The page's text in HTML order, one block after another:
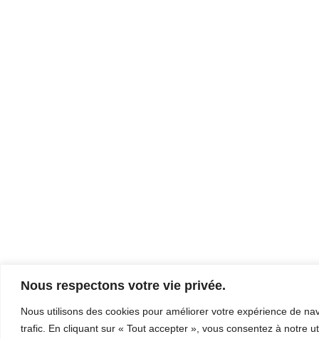
Nous respectons votre vie privée.
Nous utilisons des cookies pour améliorer votre expérience de
trafic. En cliquant sur « Tout accepter », vous consentez à notre